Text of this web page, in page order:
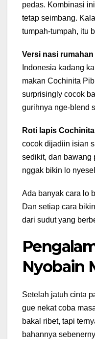
pedas. Kombinasi
tetap seimbang.
tumpah-tumpah, itu
Versi nasi rumahan
Indonesia kadang
makan Cochinita
surprisingly cocok
gurihnya nge-blend
Roti lapis
cocok dijadiin isian
sedikit, dan bawang
nggak bikin lo
Ada banyak cara lo
Dan setiap cara
dari sudut yang
Nyobain
Setelah jatuh cinta
gue nekat coba
bakal ribet, tapi
bahannya